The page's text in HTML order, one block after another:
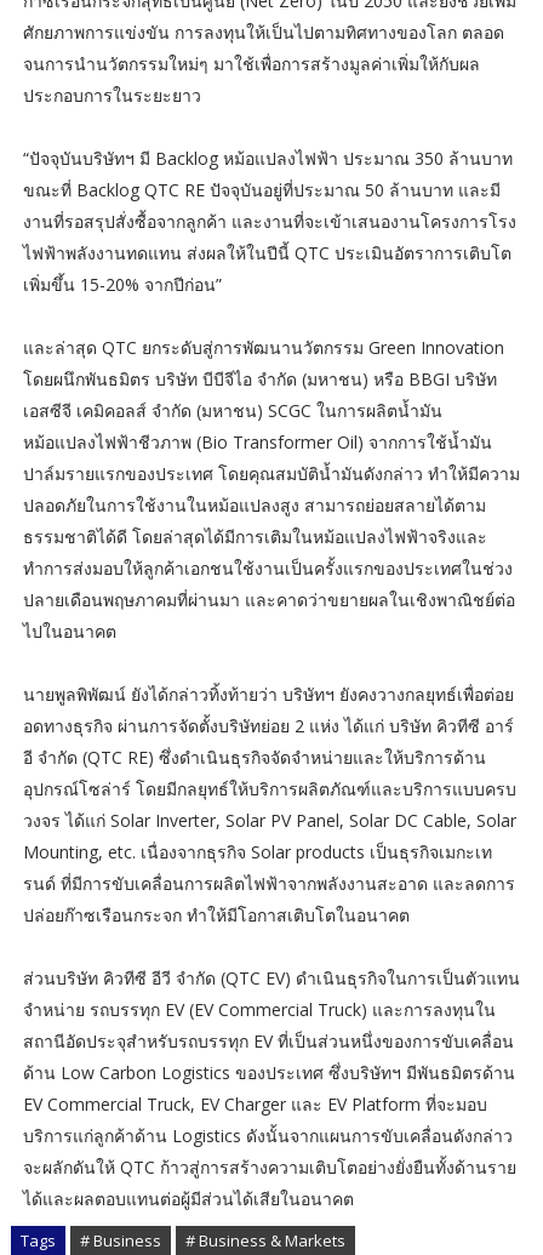
ศักยภาพการแข่งขัน การลงทุนให้เป็นไปตามทิศทางของโลก ตลอด
จนการนำนวัตกรรมใหม่ๆ มาใช้เพื่อการสร้างมูลค่าเพิ่มให้กับผล
ประกอบการในระยะยาว
“ปัจจุบันบริษัทฯ มี Backlog หม้อแปลงไฟฟ้า ประมาณ 350 ล้านบาท
ขณะที่ Backlog QTC RE ปัจจุบันอยู่ที่ประมาณ 50 ล้านบาท และมี
งานที่รอสรุปสั่งซื้อจากลูกค้า และงานที่จะเข้าเสนองานโครงการโรง
ไฟฟ้าพลังงานทดแทน ส่งผลให้ในปีนี้ QTC ประเมินอัตราการเติบโต
เพิ่มขึ้น 15-20% จากปีก่อน”
และล่าสุด QTC ยกระดับสู่การพัฒนานวัตกรรม Green Innovation
โดยผนึกพันธมิตร บริษัท บีบีจีไอ จำกัด (มหาชน) หรือ BBGI บริษัท
เอสซีจี เคมิคอลส์ จำกัด (มหาชน) SCGC ในการผลิตน้ำมัน
หม้อแปลงไฟฟ้าชีวภาพ (Bio Transformer Oil) จากการใช้น้ำมัน
ปาล์มรายแรกของประเทศ โดยคุณสมบัติน้ำมันดังกล่าว ทำให้มีความ
ปลอดภัยในการใช้งานในหม้อแปลงสูง สามารถย่อยสลายได้ตาม
ธรรมชาติได้ดี โดยล่าสุดได้มีการเติมในหม้อแปลงไฟฟ้าจริงและ
ทำการส่งมอบให้ลูกค้าเอกชนใช้งานเป็นครั้งแรกของประเทศในช่วง
ปลายเดือนพฤษภาคมที่ผ่านมา และคาดว่าขยายผลในเชิงพาณิชย์ต่อ
ไปในอนาคต
นายพูลพิพัฒน์ ยังได้กล่าวทิ้งท้ายว่า บริษัทฯ ยังคงวางกลยุทธ์เพื่อต่อย
อดทางธุรกิจ ผ่านการจัดตั้งบริษัทย่อย 2 แห่ง ได้แก่ บริษัท คิวทีซี อาร์
อี จำกัด (QTC RE) ซึ่งดำเนินธุรกิจจัดจำหน่ายและให้บริการด้าน
อุปกรณ์โซล่าร์ โดยมีกลยุทธ์ให้บริการผลิตภัณฑ์และบริการแบบครบ
วงจร ได้แก่ Solar Inverter, Solar PV Panel, Solar DC Cable, Solar
Mounting, etc. เนื่องจากธุรกิจ Solar products เป็นธุรกิจเมกะเท
รนด์ ที่มีการขับเคลื่อนการผลิตไฟฟ้าจากพลังงานสะอาด และลดการ
ปล่อยก๊าซเรือนกระจก ทำให้มีโอกาสเติบโตในอนาคต
ส่วนบริษัท คิวทีซี อีวี จำกัด (QTC EV) ดำเนินธุรกิจในการเป็นตัวแทน
จำหน่าย รถบรรทุก EV (EV Commercial Truck) และการลงทุนใน
สถานีอัดประจุสำหรับรถบรรทุก EV ที่เป็นส่วนหนึ่งของการขับเคลื่อน
ด้าน Low Carbon Logistics ของประเทศ ซึ่งบริษัทฯ มีพันธมิตรด้าน
EV Commercial Truck, EV Charger และ EV Platform ที่จะมอบ
บริการแก่ลูกค้าด้าน Logistics ดังนั้นจากแผนการขับเคลื่อนดังกล่าว
จะผลักดันให้ QTC ก้าวสู่การสร้างความเติบโตอย่างยั่งยืนทั้งด้านราย
ได้และผลตอบแทนต่อผู้มีส่วนได้เสียในอนาคต
Tags # Business # Business & Markets